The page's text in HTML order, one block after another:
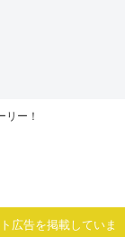
リー！
広告を掲載していま